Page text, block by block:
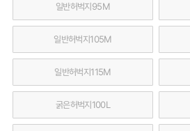
일반허벅지95M
일반허벅지105M
일반허벅지115M
굵은허벅지100L